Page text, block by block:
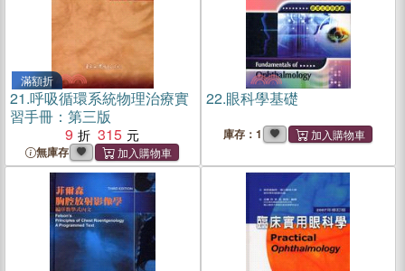
滿額折
21.呼吸循環系統物理治療實
習手冊：第三版
9
315
無庫存
22.眼科學基礎
庫存：1